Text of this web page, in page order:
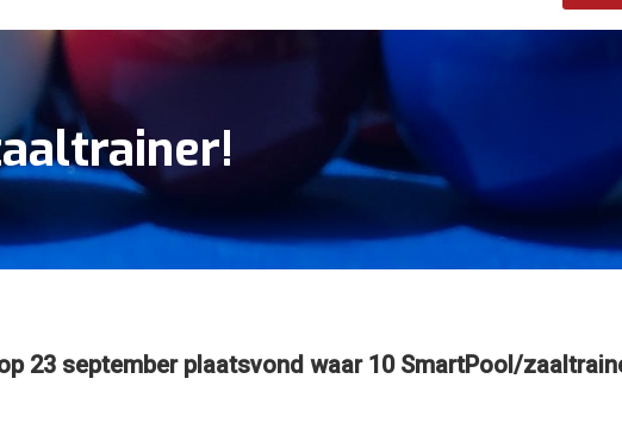
23 september plaatsvond waar 10 SmartPool/